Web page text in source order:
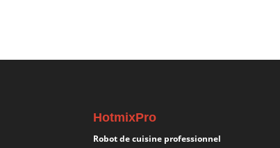
HotmixPro
Robot de cuisine professionnel